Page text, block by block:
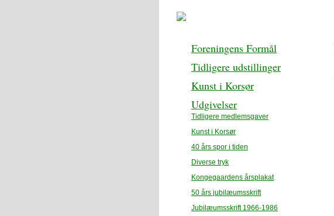
Foreningens Formål
Tidligere udstillinger
Kunst i Korsør
Udgivelser
Tidligere medlemsgaver
Kunst i Korsør
40 års spor i tiden
Diverse tryk
Kongegaardens årsplakat
50 års jubilæumsskrift
Jubilæumsskrift 1966-1986